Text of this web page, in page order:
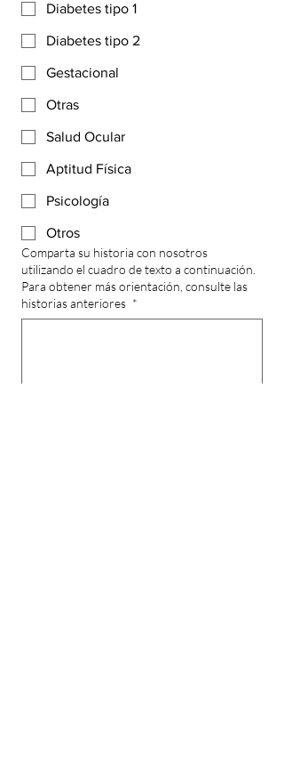
Diabetes tipo 1
Diabetes tipo 2
Gestacional
Otras
Salud Ocular
Aptitud Física
Psicología
Otros
Comparta su historia con nosotros
utilizando el cuadro de texto a continuación.
Para obtener más orientación, consulte las
historias anteriores *